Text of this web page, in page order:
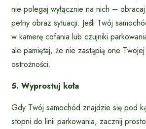
nie polegaj wyłącznie na nich –
pełny obraz sytuacji. Jeśli Twój
w kamerę cofania lub czujniki
ale pamiętaj, że nie zastąpią one
ostrożności.
5. Wyprostuj koła
Gdy Twój samochód znajdzie się pod
stopni do linii parkowania, zacznij